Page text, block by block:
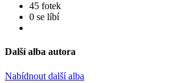
45 fotek
0 se líbí
Další alba autora
Nabídnout další alba